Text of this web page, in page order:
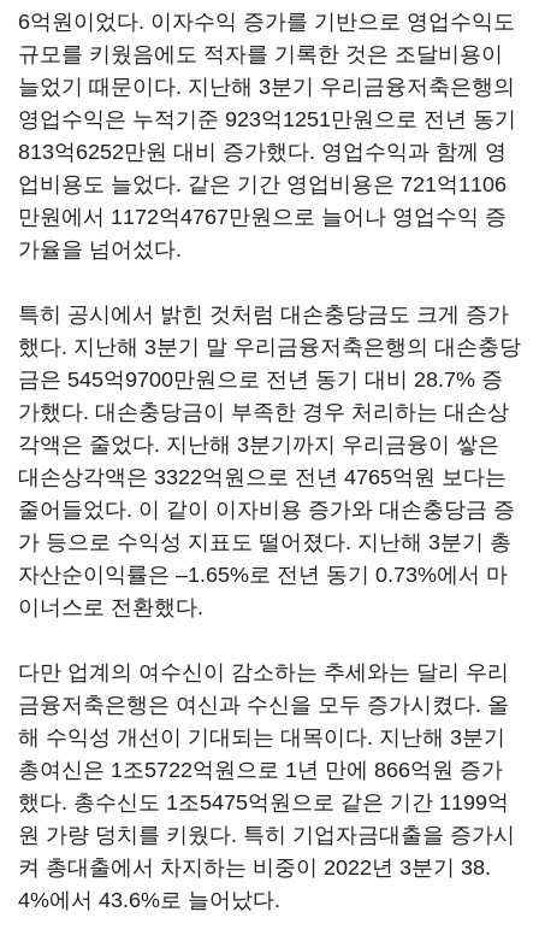
6억원이었다. 이자수익 증가를 기반으로 영업수익도
규모를 키웠음에도 적자를 기록한 것은 조달비용이
늘었기 때문이다. 지난해 3분기 우리금융저축은행의
영업수익은 누적기준 923억1251만원으로 전년 동기
813억6252만원 대비 증가했다. 영업수익과 함께 영
업비용도 늘었다. 같은 기간 영업비용은 721억1106
만원에서 1172억4767만원으로 늘어나 영업수익 증
가율을 넘어섰다.
특히 공시에서 밝힌 것처럼 대손충당금도 크게 증가
했다. 지난해 3분기 말 우리금융저축은행의 대손충당
금은 545억9700만원으로 전년 동기 대비 28.7% 증
가했다. 대손충당금이 부족한 경우 처리하는 대손상
각액은 줄었다. 지난해 3분기까지 우리금융이 쌓은
대손상각액은 3322억원으로 전년 4765억원 보다는
줄어들었다. 이 같이 이자비용 증가와 대손충당금 증
가 등으로 수익성 지표도 떨어졌다. 지난해 3분기 총
자산순이익률은 –1.65%로 전년 동기 0.73%에서 마
이너스로 전환했다.
다만 업계의 여수신이 감소하는 추세와는 달리 우리
금융저축은행은 여신과 수신을 모두 증가시켰다. 올
해 수익성 개선이 기대되는 대목이다. 지난해 3분기
총여신은 1조5722억원으로 1년 만에 866억원 증가
했다. 총수신도 1조5475억원으로 같은 기간 1199억
원 가량 덩치를 키웠다. 특히 기업자금대출을 증가시
켜 총대출에서 차지하는 비중이 2022년 3분기 38.
4%에서 43.6%로 늘어났다.